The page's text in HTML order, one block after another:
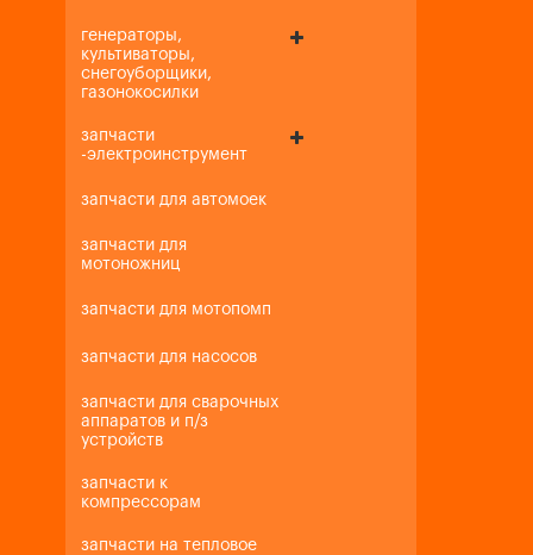
генераторы,
культиваторы,
снегоуборщики,
газонокосилки
запчасти
-электроинструмент
запчасти для автомоек
запчасти для
мотоножниц
запчасти для мотопомп
запчасти для насосов
запчасти для сварочных
аппаратов и п/з
устройств
запчасти к
компрессорам
запчасти на тепловое